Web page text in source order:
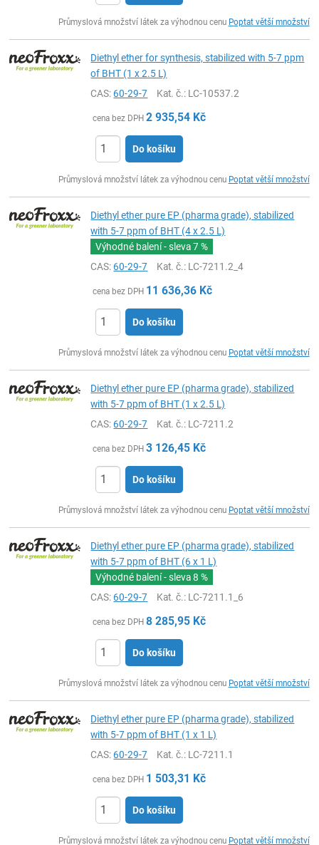
Průmyslová množství látek za výhodnou cenu Poptat větší množství
Diethyl ether for synthesis, stabilized with 5-7 ppm
of BHT (1 x 2.5 L)
CAS:60-29-7 Kat. č.: LC-10537.2
cena bez DPH 2 935,54 Kč
Do košíku
Průmyslová množství látek za výhodnou cenu Poptat větší množství
Diethyl ether pure EP (pharma grade), stabilized
with 5-7 ppm of BHT (4 x 2.5 L)
Výhodné balení - sleva7 %
CAS:60-29-7 Kat. č.: LC-7211.2_4
cena bez DPH 11 636,36 Kč
Do košíku
Průmyslová množství látek za výhodnou cenu Poptat větší množství
Diethyl ether pure EP (pharma grade), stabilized
with 5-7 ppm of BHT (1 x 2.5 L)
CAS:60-29-7 Kat. č.: LC-7211.2
cena bez DPH 3 126,45 Kč
Do košíku
Průmyslová množství látek za výhodnou cenu Poptat větší množství
Diethyl ether pure EP (pharma grade), stabilized
with 5-7 ppm of BHT (6 x 1 L)
Výhodné balení - sleva8 %
CAS:60-29-7 Kat. č.: LC-7211.1_6
cena bez DPH 8 285,95 Kč
Do košíku
Průmyslová množství látek za výhodnou cenu Poptat větší množství
Diethyl ether pure EP (pharma grade), stabilized
with 5-7 ppm of BHT (1 x 1 L)
CAS:60-29-7 Kat. č.: LC-7211.1
cena bez DPH 1 503,31 Kč
Do košíku
Průmyslová množství látek za výhodnou cenu Poptat větší množství